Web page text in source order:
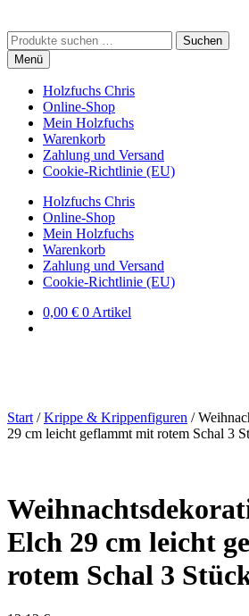
Suchen
nach:
Suchen
Menü
Holzfuchs Chris
Online-Shop
Mein Holzfuchs
Warenkorb
Zahlung und Versand
Cookie-Richtlinie (EU)
Holzfuchs Chris
Online-Shop
Mein Holzfuchs
Warenkorb
Zahlung und Versand
Cookie-Richtlinie (EU)
0,00 € 0 Artikel
Start /Krippe & Krippenfiguren /
29 cm leicht geflammt mit rotem Schal 3
Elch 29 cm leicht
rotem Schal 3